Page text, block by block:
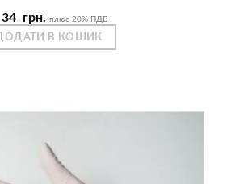
34 грн. плюс 20% ПДВ
В КОШИК